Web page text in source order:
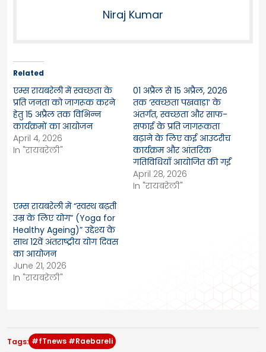
Niraj Kumar
Related
एम्स रायबरेली में स्वच्छता के
प्रति जनता को जागरूक करने
हेतु 15 अप्रैल तक विभिन्न
कार्यक्रमों का आयोजन
April 4, 2026
In "रायबरेली"
01 अप्रैल से 15 अप्रैल, 2026
तक ‘स्वच्छता पखवाड़ा’ के
अंतर्गत, स्वच्छता और साफ-
सफाई के प्रति जागरूकता
बढ़ाने के लिए कई आउटरीच
कार्यक्रम और आंतरिक
गतिविधियाँ आयोजित की गईं
April 28, 2026
In "रायबरेली"
एम्स रायबरेली में “स्वस्थ बढ़ती
उम्र के लिए योग” (Yoga for
Healthy Ageing)” उद्देश्य के
साथ 12वें अंतराष्ट्रीय योग दिवस
का आयोजन
June 21, 2026
In "रायबरेली"
Tags: #fTnews #Raebareli